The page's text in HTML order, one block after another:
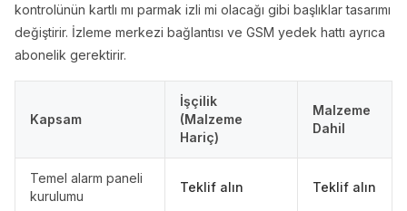
kontrolünün kartlı mı parmak izli mi olacağı gibi başlıklar tasarımı
değiştirir. İzleme merkezi bağlantısı ve GSM yedek hattı ayrıca
abonelik gerektirir.
Kapsam
İşçilik
(Malzeme
Hariç)
Malzeme
Dahil
Temel alarm paneli
kurulumu
Teklif alın Teklif alın